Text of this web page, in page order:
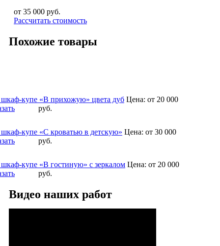
от 35 000 руб.
Рассчитать стоимость
Похожие товары
шкаф-купе «В прихожую» цвета дуб Цена: от 20 000
руб.
купе «С кроватью в детскую» Цена: от 30 000
руб.
купе «В гостиную» с зеркалом Цена: от 20 000
руб.
Видео наших работ